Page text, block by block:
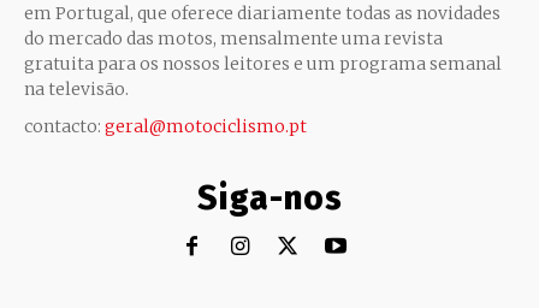
em Portugal, que oferece diariamente todas as novidades
do mercado das motos, mensalmente uma revista
gratuita para os nossos leitores e um programa semanal
na televisão.
contacto: geral@motociclismo.pt
Siga-nos